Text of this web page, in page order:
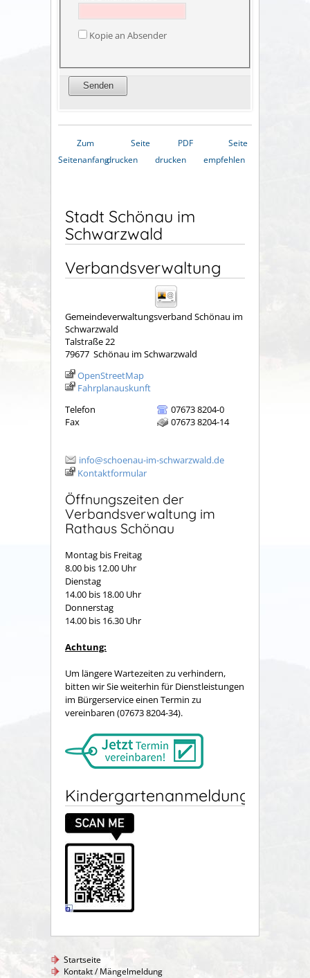
Kopie an Absender
Zum
Seitenanfang
Seite
drucken
PDF
drucken
Seite
empfehlen
Stadt Schönau im
Schwarzwald
Verbandsverwaltung
Gemeindeverwaltungsverband Schönau im
Schwarzwald
Talstraße 22
79677 Schönau im Schwarzwald
OpenStreetMap
Fahrplanauskunft
Telefon
07673 8204-0
Fax
07673 8204-14
info@schoenau-im-schwarzwald.de
Kontaktformular
Öffnungszeiten der
Verbandsverwaltung im
Rathaus Schönau
Montag bis Freitag
8.00 bis 12.00 Uhr
Dienstag
14.00 bis 18.00 Uhr
Donnerstag
14.00 bis 16.30 Uhr
Achtung:
Um längere Wartezeiten zu verhindern,
bitten wir Sie weiterhin für Dienstleistungen
im Bürgerservice einen Termin zu
vereinbaren (07673 8204-34).
Kindergartenanmeldung
Startseite
Kontakt / Mängelmeldung